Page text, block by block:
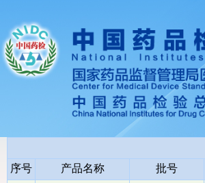
序号
产品名称 批号